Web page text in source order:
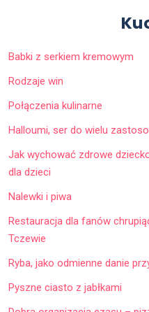
Babki z serkiem kremowym
Rodzaje win
Połączenia kulinarne
Halloumi, ser do wielu
Jak wychować zdrowe
dla dzieci
Nalewki i piwa
Restauracja dla fanów
Tczewie
Ryba, jako odmienne danie
Pyszne ciasto z jabłkami